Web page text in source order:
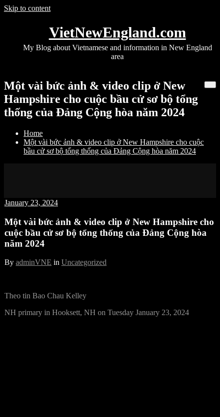
Skip to content
VietNewEngland.com
My Blog about Vietnamese and information in New England
area
Một vài bức ảnh & video clip ở New
Hampshire cho cuộc bầu cử sơ bộ tổng
thống của Đảng Cộng hòa năm 2024
Home
Một vài bức ảnh & video clip ở New Hampshire cho cuộc
bầu cử sơ bộ tổng thống của Đảng Cộng hòa năm 2024
January 23, 2024
Một vài bức ảnh & video clip ở New Hampshire cho
cuộc bầu cử sơ bộ tổng thống của Đảng Cộng hòa
năm 2024
By adminVNE in Uncategorized
Theo tin Bao Chau Kelley
NH primary in Hooksett, NH on Tuesday January 23, 2024